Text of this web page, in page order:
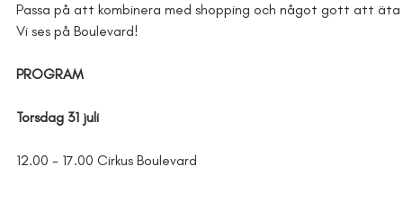
Passa på att kombinera med shopping och något gott att äta
Vi ses på Boulevard!
PROGRAM
Torsdag 31 juli
12.00 - 17.00 Cirkus Boulevard